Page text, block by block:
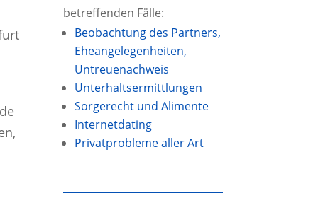
betreffenden Fälle:
Beobachtung des Partners,
Eheangelegen­heiten,
Untreuenachweis
Unterhalts­ermittlungen
Sorgerecht und Alimente
Internetdating
Privatprobleme aller Art